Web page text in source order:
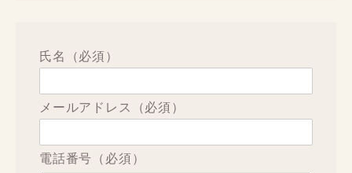
氏名（必須）
メールアドレス（必須）
電話番号（必須）